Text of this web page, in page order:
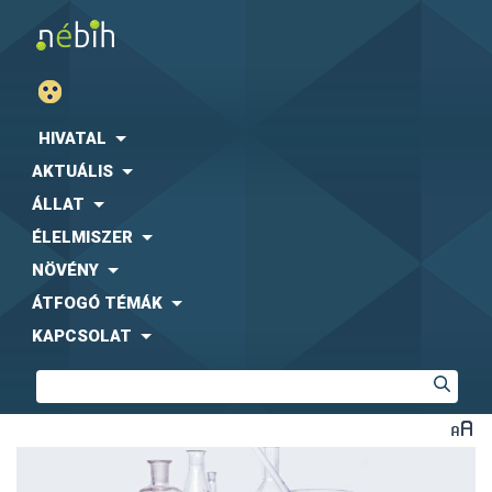
HIVATAL
AKTUÁLIS
ÁLLAT
ÉLELMISZER
NÖVÉNY
ÁTFOGÓ TÉMÁK
KAPCSOLAT